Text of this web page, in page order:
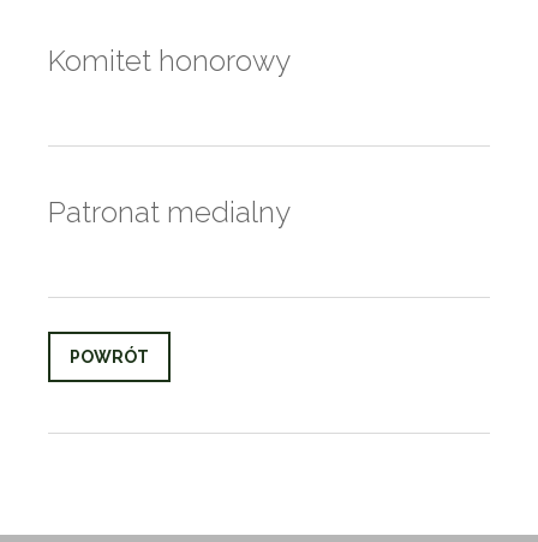
Komitet honorowy
Patronat medialny
POWRÓT